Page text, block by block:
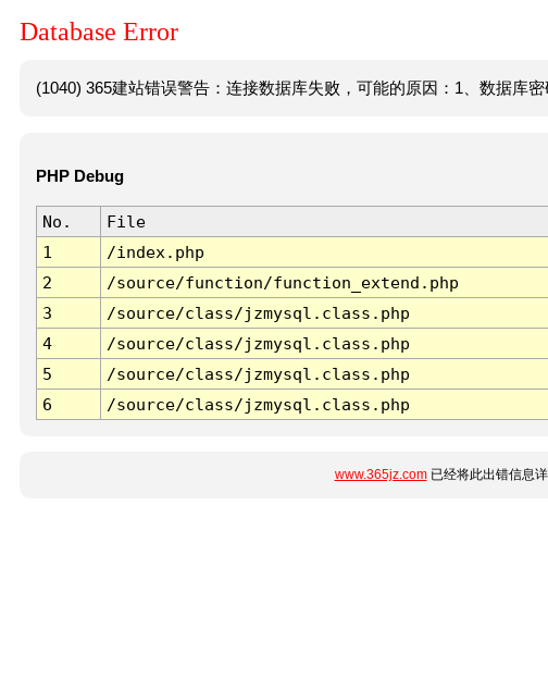
Database Error
(1040) 365建站错误警告：连接数据库失败，可能的原因：1、数据库密
PHP Debug
No. File
1
/index.php
2
/source/function/function_extend.php
3
/source/class/jzmysql.class.php
4
/source/class/jzmysql.class.php
5
/source/class/jzmysql.class.php
6
/source/class/jzmysql.class.php
www.365jz.com已经将此出错信息